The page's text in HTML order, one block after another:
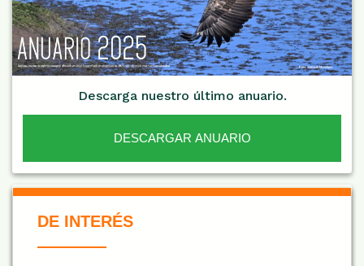
Descarga nuestro último anuario.
DESCARGAR ANUARIO
De Interés NARANJA
DE INTERÉS